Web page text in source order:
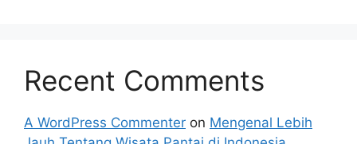
Recent Comments
A WordPress Commenter on Mengenal Lebih